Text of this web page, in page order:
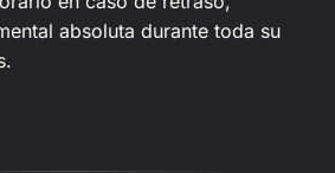
absoluta durante toda su